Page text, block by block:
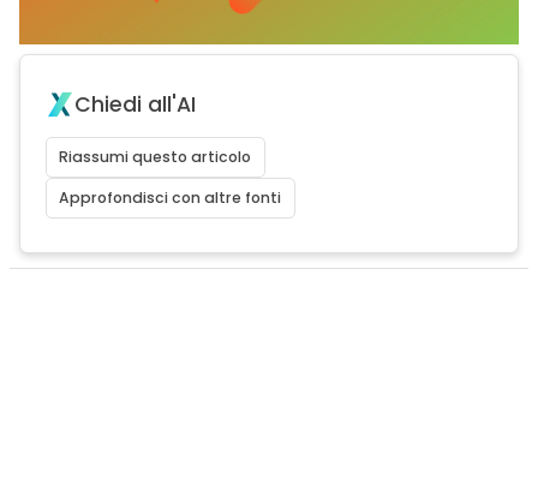
Chiedi all'AI
Riassumi questo articolo
Approfondisci con altre fonti